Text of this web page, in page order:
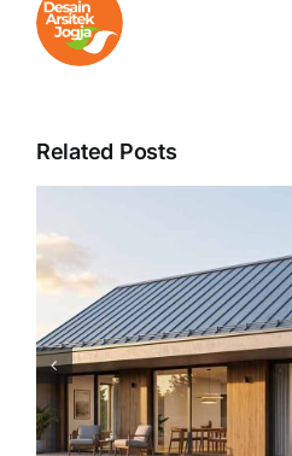
Related Posts
Kokoh
Hollow